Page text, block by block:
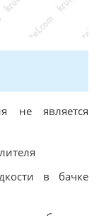
не является
в бачке